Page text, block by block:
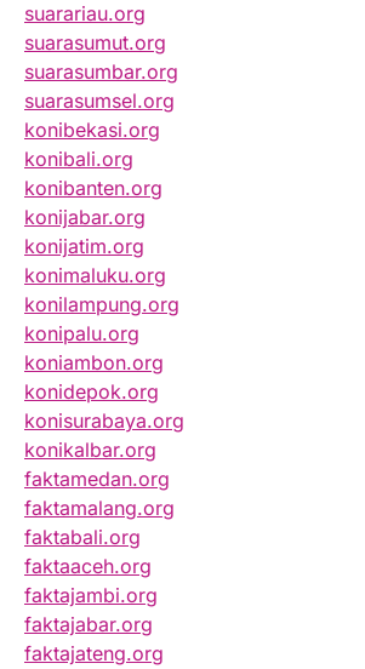
suarariau.org
suarasumut.org
suarasumbar.org
suarasumsel.org
konibekasi.org
konibali.org
konibanten.org
konijabar.org
konijatim.org
konimaluku.org
konilampung.org
konipalu.org
koniambon.org
konidepok.org
konisurabaya.org
konikalbar.org
faktamedan.org
faktamalang.org
faktabali.org
faktaaceh.org
faktajambi.org
faktajabar.org
faktajateng.org